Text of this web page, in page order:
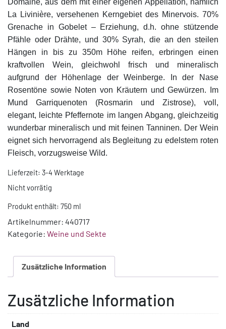
Domaine, aus dem mit einer eigenen Appellation, nämlich
La Livinière, versehenen Kerngebiet des Minervois. 70%
Grenache in Gobelet – Erziehung, d.h. ohne stützende
Pfähle oder Drähte, und 30% Syrah, die an den steilen
Hängen in bis zu 350m Höhe reifen, erbringen einen
kraftvollen Wein, gleichwohl frisch und mineralisch
aufgrund der Höhenlage der Weinberge. In der Nase
Rosentöne sowie Noten von Kräutern und Gewürzen. Im
Mund Garriquenoten (Rosmarin und Zistrose), voll,
elegant, leichte Pfeffernote im langen Abgang, gleichzeitig
wunderbar mineralisch und mit feinen Tanninen. Der Wein
eignet sich hervorragend als Begleitung zu edelstem roten
Fleisch, vorzugsweise Wild.
Lieferzeit: 3-4 Werktage
Nicht vorrätig
Produkt enthält: 750 ml
Artikelnummer: 440717
Kategorie: Weine und Sekte
Zusätzliche Information
Zusätzliche Information
Land